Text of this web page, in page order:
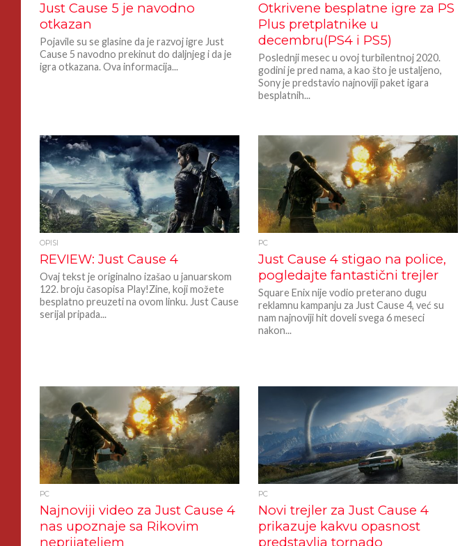
Just Cause 5 je navodno
otkazan
Pojavile su se glasine da je razvoj igre Just
Cause 5 navodno prekinut do daljnjeg i da je
igra otkazana. Ova informacija...
Otkrivene besplatne igre za PS
Plus pretplatnike u
decembru(PS4 i PS5)
Poslednji mesec u ovoj turbilentnoj 2020.
godini je pred nama, a kao što je ustaljeno,
Sony je predstavio najnoviji paket igara
besplatnih...
OPISI
REVIEW: Just Cause 4
Ovaj tekst je originalno izašao u januarskom
122. broju časopisa Play!Zine, koji možete
besplatno preuzeti na ovom linku. Just Cause
serijal pripada...
PC
Just Cause 4 stigao na police,
pogledajte fantastični trejler
Square Enix nije vodio preterano dugu
reklamnu kampanju za Just Cause 4, već su
nam najnoviji hit doveli svega 6 meseci
nakon...
PC
Najnoviji video za Just Cause 4
nas upoznaje sa Rikovim
neprijateljem
PC
Novi trejler za Just Cause 4
prikazuje kakvu opasnost
predstavlja tornado